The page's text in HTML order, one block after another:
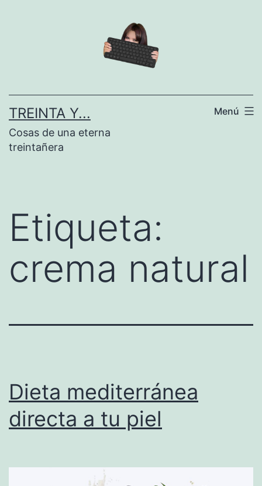
TREINTA Y...
Cosas de una eterna
treintañera
Menú
Etiqueta:
crema natural
Dieta mediterránea
directa a tu piel